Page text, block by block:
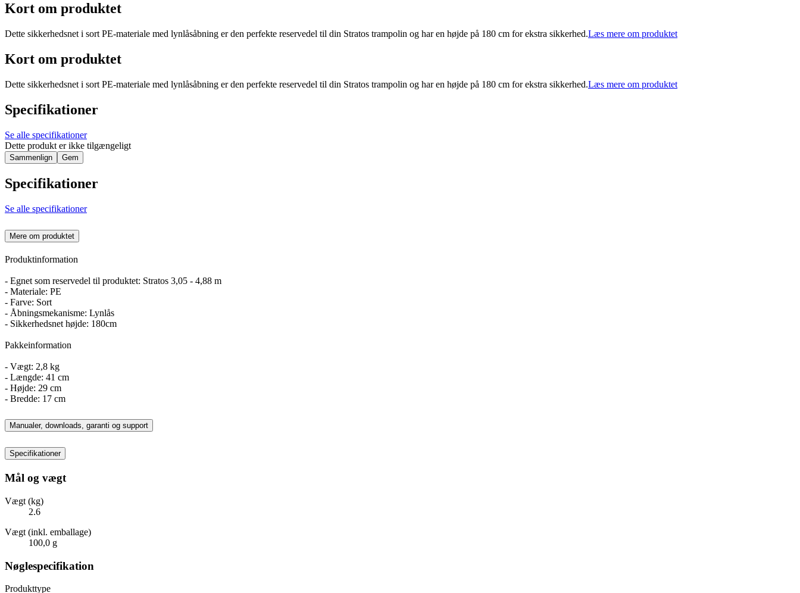
Kort om produktet
Dette sikkerhedsnet i sort PE-materiale med lynlåsåbning er den perfekte reservedel til din Stratos trampolin og har en højde på 180 cm for ekstra sikkerhed.Læs mere om produktet
Kort om produktet
Dette sikkerhedsnet i sort PE-materiale med lynlåsåbning er den perfekte reservedel til din Stratos trampolin og har en højde på 180 cm for ekstra sikkerhed.Læs mere om produktet
Specifikationer
Se alle specifikationer
Dette produkt er ikke tilgængeligt
Sammenlign Gem
Specifikationer
Se alle specifikationer
Mere om produktet
Produktinformation
- Egnet som reservedel til produktet: Stratos 3,05 - 4,88 m
- Materiale: PE
- Farve: Sort
- Åbningsmekanisme: Lynlås
- Sikkerhedsnet højde: 180cm
Pakkeinformation
- Vægt: 2,8 kg
- Længde: 41 cm
- Højde: 29 cm
- Bredde: 17 cm
Manualer, downloads, garanti og support
Specifikationer
Mål og vægt
Vægt (kg)
2.6
Vægt (inkl. emballage)
100,0 g
Nøglespecifikation
Produkttype